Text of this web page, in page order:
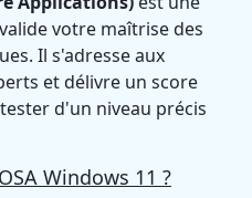
votre maîtrise des
Il s'adresse aux
et délivre un score
d'un niveau précis
Windows 11 ?